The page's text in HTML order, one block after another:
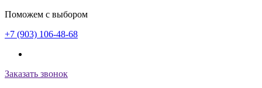
Поможем с выбором
+7 (903) 106-48-68
Заказать звонок